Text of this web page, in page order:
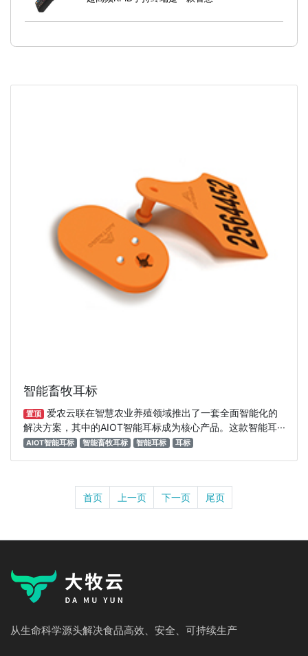
智能畜牧耳标
置顶 爱农云联在智慧农业养殖领域推出了一套全面智能化的
解决方案，其中的AIOT智能耳标成为核心产品。这款智能耳···
AIOT智能耳标 智能畜牧耳标 智能耳标 耳标
首页 上一页 下一页 尾页
从生命科学源头解决食品高效、安全、可持续生产